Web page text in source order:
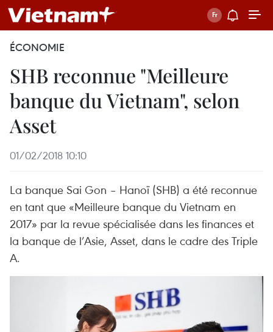
ÉCONOMIE
SHB reconnue "Meilleure
banque du Vietnam", selon
Asset
01/02/2018 10:10
La banque Sai Gon – Hanoï (SHB) a été reconnue
en tant que «Meilleure banque du Vietnam en
2017» par la revue spécialisée dans les finances et
la banque de l’Asie, Asset, dans le cadre des Triple
A.